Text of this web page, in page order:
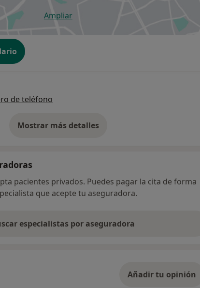
Ampliarse abre en una nueva pestaña
de teléfono
Mostrar más detalles
sobre la dirección
pacientes privados. Puedes pagar la cita de forma
que acepte tu aseguradora.
especialistas por aseguradora
Añadir tu opinión